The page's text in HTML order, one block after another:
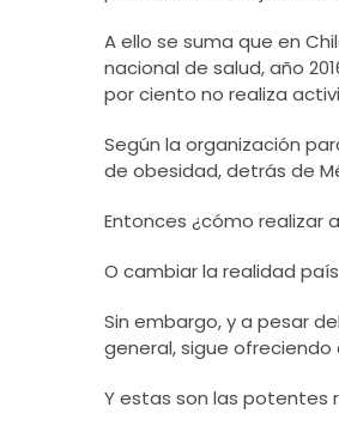
A ello se suma que en
nacional de salud, año
por ciento no realiza
Según la organización
de obesidad, detrás de
Entonces ¿cómo realizar
O cambiar la realidad
Sin embargo, y a pesar
general, sigue
Y estas son las potentes